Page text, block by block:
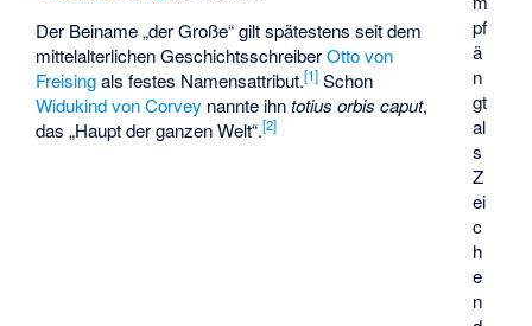
pf
ä
n
gt
al
s
Z
ei
c
h
e
n
Der Beiname „der Große“ gilt spätestens seit dem
mittelalterlichen GeschichtsschreiberOtto von
Freisingals festes Namensattribut.[1] Schon
Widukind von Corvey nannte ihntotius orbis caput,
das „Haupt der ganzen Welt“.[2]